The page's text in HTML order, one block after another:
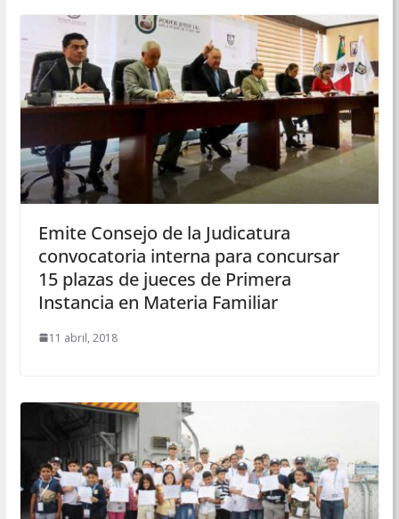
Emite Consejo de la Judicatura
convocatoria interna para concursar
15 plazas de jueces de Primera
Instancia en Materia Familiar
11 abril, 2018